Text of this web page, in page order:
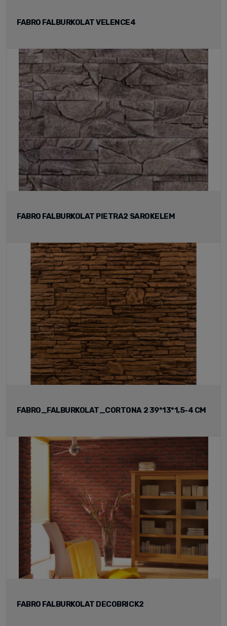
FABRO FALBURKOLAT VELENCE4
FABRO FALBURKOLAT PIETRA2 SAROKELEM
FABRO_FALBURKOLAT_CORTONA 2 39*13*1,5-4 CM
FABRO FALBURKOLAT DECOBRICK2